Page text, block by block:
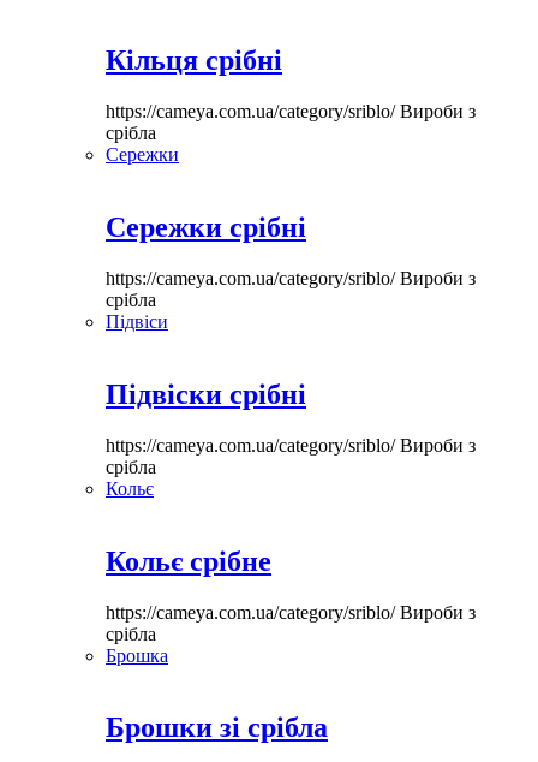
Кільця срібні
https://cameya.com.ua/category/sriblo/Вироби з
срібла
Сережки
Сережки срібні
https://cameya.com.ua/category/sriblo/Вироби з
срібла
Підвіси
Підвіски срібні
https://cameya.com.ua/category/sriblo/Вироби з
срібла
Кольє
Кольє срібне
https://cameya.com.ua/category/sriblo/Вироби з
срібла
Брошка
Брошки зі срібла